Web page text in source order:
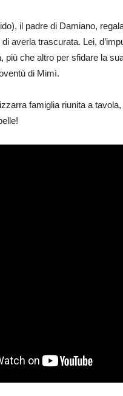
il padre di Damiano,
averla trascurata. Lei,
più che altro per sfidare la
di Mimì.
famiglia riunita a